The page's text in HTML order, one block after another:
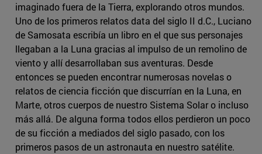
imaginado fuera de la Tierra, explorando otros mundos.
Uno de los primeros relatos data del siglo II d.C., Luciano
de Samosata escribía un libro en el que sus personajes
llegaban a la Luna gracias al impulso de un remolino de
viento y allí desarrollaban sus aventuras. Desde
entonces se pueden encontrar numerosas novelas o
relatos de ciencia ficción que discurrían en la Luna, en
Marte, otros cuerpos de nuestro Sistema Solar o incluso
más allá. De alguna forma todos ellos perdieron un poco
de su ficción a mediados del siglo pasado, con los
primeros pasos de un astronauta en nuestro satélite.